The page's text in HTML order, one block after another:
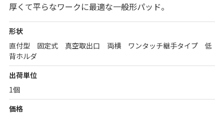
厚くて平らなワークに最適な一般形パッド。
形状
直付型 固定式 真空取出口 両横 ワンタッチ継手タイプ 低
背ホルダ
出荷単位
1個
価格